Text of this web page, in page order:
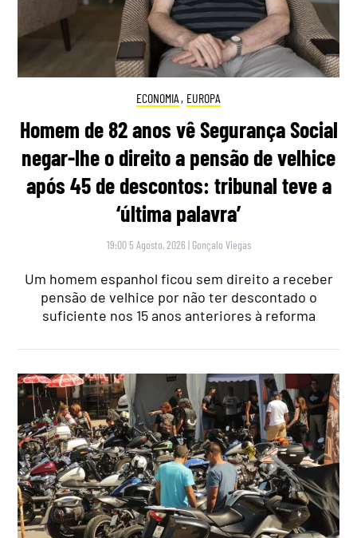
ECONOMIA , EUROPA
Homem de 82 anos vê Segurança Social
negar-lhe o direito a pensão de velhice
após 45 de descontos: tribunal teve a
‘última palavra’
19:00 5 Agosto, 2026 | Gonçalo Viegas
Um homem espanhol ficou sem direito a receber
pensão de velhice por não ter descontado o
suficiente nos 15 anos anteriores à reforma